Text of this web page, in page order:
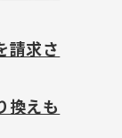
請求さ
換えも